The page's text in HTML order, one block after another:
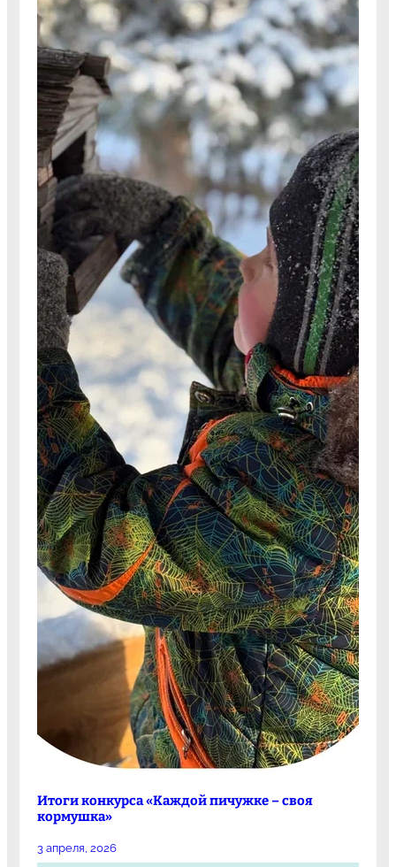
Итоги конкурса «Каждой пичужке – своя
кормушка»
3 апреля, 2026